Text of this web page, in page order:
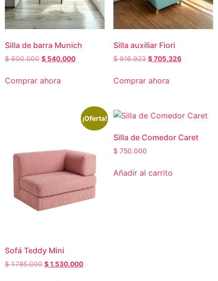
Silla de barra Munich
$600.000 $ 540.000
Comprar ahora
Silla auxiliar Fiori
$916.923 $705.326
Comprar ahora
¡Oferta!
Sofá Teddy Mini
$1.785.000 $1.530.000
Silla de Comedor Caret
$ 750.000
Añadir al carrito